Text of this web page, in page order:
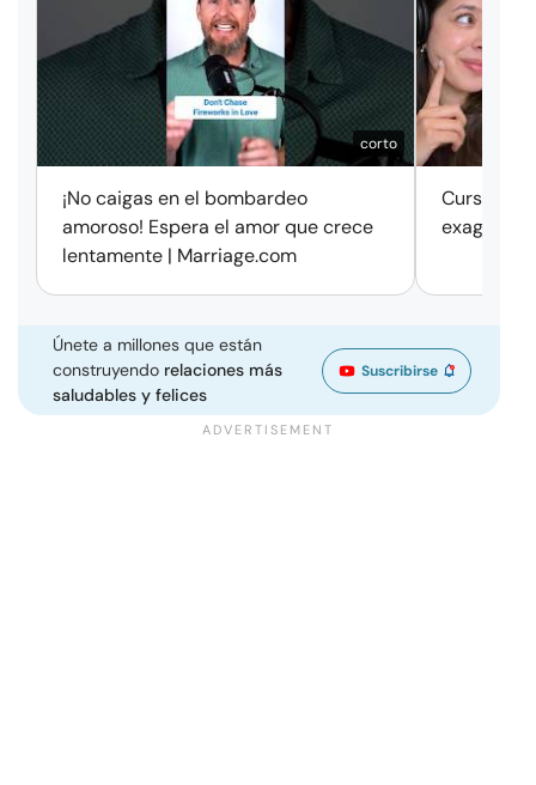
corto
¡No caigas en el bombardeo
amoroso! Espera el amor que crece
lentamente | Marriage.com
Cursos
Únete a millones que están
construyendo relaciones más
saludables y felices
Suscribirse